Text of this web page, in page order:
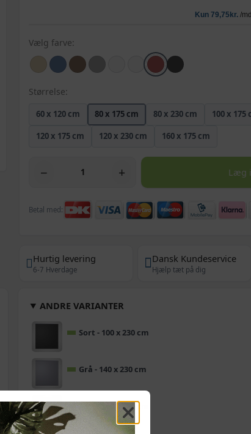
Vælg farve:
Størrelse:
60 x 120 cm 80 x 175 cm 80 x 230 cm 100 x 175
120 x 175 cm
120 x 230 cm 160 x 175 cm
− + Læg
Betal med:
Hurtig levering
6-7 Hverdage
Dansk Kundeservice
Hjælp tæt på dig
ANDRE VARIANTER
Sort - 100 x 230 cm
Grå - 140 x 230 cm
Sort - 160 x 230 cm